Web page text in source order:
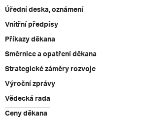
Úřední deska, oznámení
Vnitřní předpisy
Příkazy děkana
Směrnice a opatření děkana
Strategické záměry rozvoje
Výroční zprávy
Vědecká rada
Ceny děkana